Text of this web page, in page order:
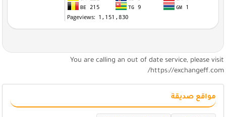
You are calling an out of date service, please visit
https://exchangeff.com/
مواقع صديقة